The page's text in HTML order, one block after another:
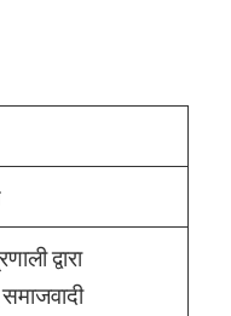
द्वारा